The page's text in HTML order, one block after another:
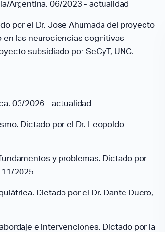
Argentina. 06/2023 - actualidad
por el Dr. Jose Ahumada del proyecto
en las neurociencias cognitivas
subsidiado por SeCyT, UNC.
03/2026 - actualidad
Dictado por el Dr. Leopoldo
y problemas. Dictado por
11/2025
Dictado por el Dr. Dante Duero,
e intervenciones. Dictado por la